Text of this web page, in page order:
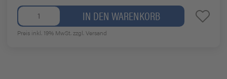
IN DEN WARENKORB
Preis inkl. 19% MwSt.zzgl. Versand